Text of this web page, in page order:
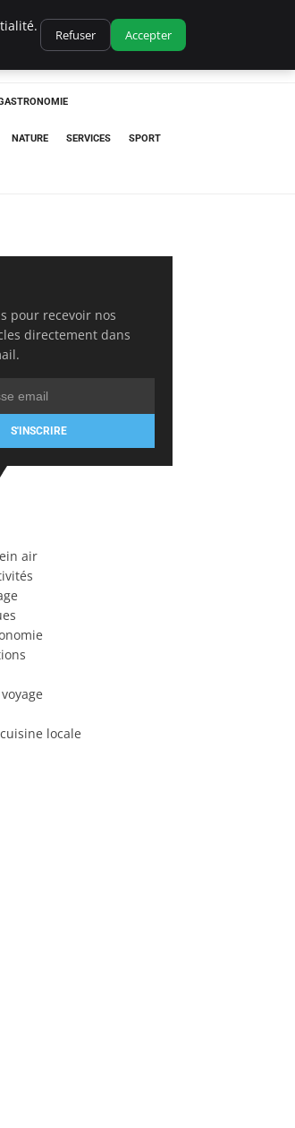
NATURE SERVICES SPORT
pour recevoir nos
directement dans
S'INSCRIRE
air
locale
Refuser Accepter